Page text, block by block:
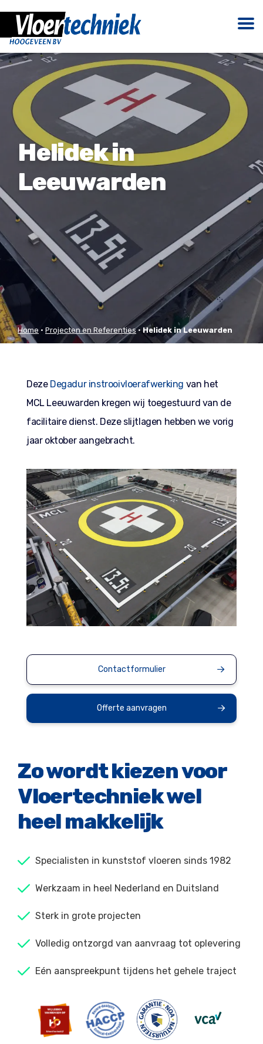
Helidek in
Leeuwarden
Home • Projecten en Referenties• Helidek in Leeuwarden
Deze Degadur instrooivloerafwerking van het
MCL Leeuwarden kregen wij toegestuurd van de
facilitaire dienst. Deze slijtlagen hebben we vorig
jaar oktober aangebracht.
Contactformulier
Offerte aanvragen
Zo wordt kiezen voor
Vloertechniek wel
heel makkelijk
Specialisten in kunststof vloeren sinds 1982
Werkzaam in heel Nederland en Duitsland
Sterk in grote projecten
Volledig ontzorgd van aanvraag tot oplevering
Eén aanspreekpunt tijdens het gehele traject